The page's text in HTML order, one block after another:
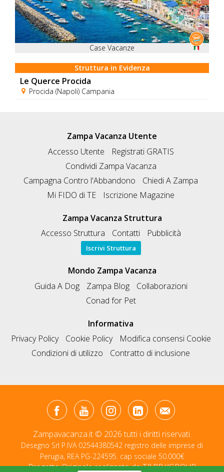
Case Vacanze
Struttura in Evidenza
Le Querce Procida
Procida (Napoli) Campania
Zampa Vacanza Utente
Accesso Utente
Registrati GRATIS
Condividi Zampa Vacanza
Campagna Contro l'Abbandono
Chiedi A Zampa
Mi FIDO di TE
Iscrizione Magazine
Zampa Vacanza Struttura
Accesso Struttura
Contatti Pubblicità
Iscrivi Struttura
Mondo Zampa Vacanza
Guida A Dog
Zampa Blog
Collaborazioni
Conad for Pet
Informativa
Privacy Policy
Cookie Policy
Modifica consensi Cookie
Condizioni di utilizzo
Contratto di inclusione
Zampavacanza.it © 2026 tutti i diritti riservati.
Desegno Srl P.IVA 02544380542 registro delle imprese di
Perugia, REA PG-224595. cap sociale 50.000€
Progetto Originale realizzato daT&RB//GROUP